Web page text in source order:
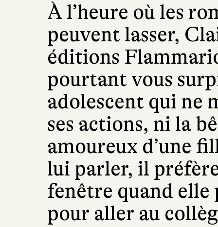
À l’heure où les
peuvent lasser,
éditions
pourtant vous
adolescent qui ne
ses actions, ni la
amoureux d’une
lui parler, il
fenêtre quand elle
pour aller au